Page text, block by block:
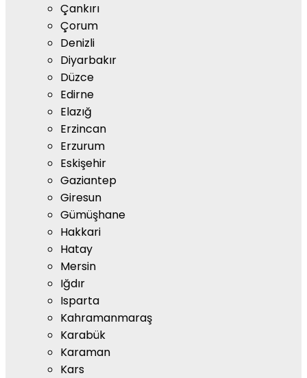
Çankırı
Çorum
Denizli
Diyarbakır
Düzce
Edirne
Elazığ
Erzincan
Erzurum
Eskişehir
Gaziantep
Giresun
Gümüşhane
Hakkari
Hatay
Mersin
Iğdır
Isparta
Kahramanmaraş
Karabük
Karaman
Kars